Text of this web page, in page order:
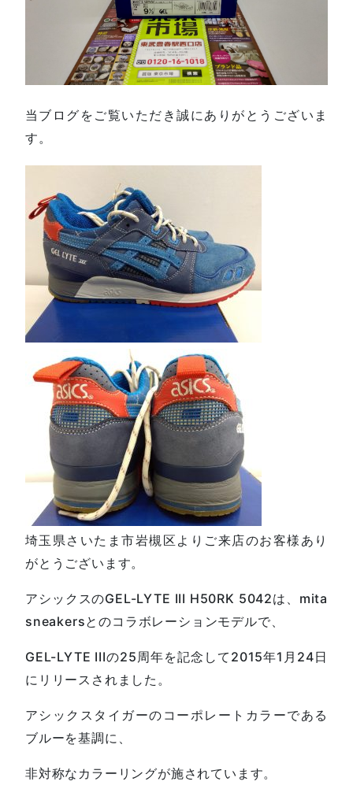
当ブログをご覧いただき誠にありがとうございま
す。
埼玉県さいたま市岩槻区よりご来店のお客様あり
がとうございます。
アシックスのGEL-LYTE III H50RK 5042は、mita
sneakersとのコラボレーションモデルで、
GEL-LYTE IIIの25周年を記念して2015年1月24日
にリリースされました。
アシックスタイガーのコーポレートカラーである
ブルーを基調に、
非対称なカラーリングが施されています。